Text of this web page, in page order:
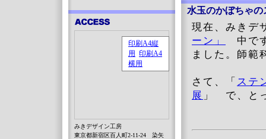
水玉のかぼちゃ
現在、みき
ーン」
中で
ました。師範
さて、「 ステ
展 」 で、と
みきデザイン工房
東京都新宿区百人町2-11-24 染矢